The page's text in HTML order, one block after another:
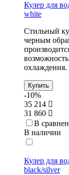
Кулер для
white
Стильный
черным
охлаждения.
Купить
-10%
35 214
31 860
В
В наличии
Кулер для
black/silver